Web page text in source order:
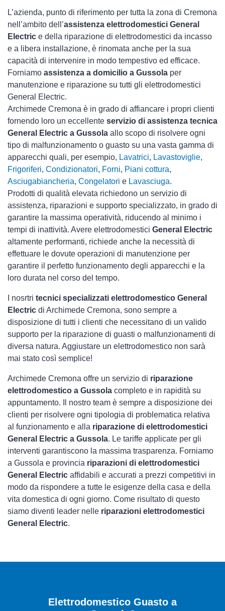
L’azienda, punto di riferimento per tutta la zona di Cremona
nell’ambito dell’assistenza elettrodomestici General
Electric e della riparazione di elettrodomestici da incasso
e a libera installazione, è rinomata anche per la sua
capacità di intervenire in modo tempestivo ed efficace.
Forniamo assistenza a domicilio a Gussola per
manutenzione e riparazione su tutti gli elettrodomestici
General Electric.
Archimede Cremona è in grado di affiancare i propri clienti
fornendo loro un eccellente servizio di assistenza tecnica
General Electric a Gussola allo scopo di risolvere ogni
tipo di malfunzionamento o guasto su una vasta gamma di
apparecchi quali, per esempio, Lavatrici, Lavastoviglie,
Frigoriferi, Condizionatori, Forni, Piani cottura,
Asciugabiancheria, Congelatori e Lavasciuga.
Prodotti di qualità elevata richiedono un servizio di
assistenza, riparazioni e supporto specializzato, in grado di
garantire la massima operatività, riducendo al minimo i
tempi di inattività. Avere elettrodomestici General Electric
altamente performanti, richiede anche la necessità di
effettuare le dovute operazioni di manutenzione per
garantire il perfetto funzionamento degli apparecchi e la
loro durata nel corso del tempo.
I nosrtri tecnici specializzati elettrodomestico General
Electric di Archimede Cremona, sono sempre a
disposizione di tutti i clienti che necessitano di un valido
supporto per la riparazione di guasti o malfunzionamenti di
diversa natura. Aggiustare un elettrodomestico non sarà
mai stato così semplice!
Archimede Cremona offre un servizio di riparazione
elettrodomestico a Gussola completo e in rapidità su
appuntamento. Il nostro team è sempre a disposizione dei
clienti per risolvere ogni tipologia di problematica relativa
al funzionamento e alla riparazione di elettrodomestici
General Electric a Gussola. Le tariffe applicate per gli
interventi garantiscono la massima trasparenza. Forniamo
a Gussola e provincia riparazioni di elettrodomestici
General Electric affidabili e accurati a prezzi competitivi in
modo da rispondere a tutte le esigenze della casa e della
vita domestica di ogni giorno. Come risultato di questo
siamo diventi leader nelle riparazioni elettrodomestici
General Electric.
Elettrodomestico Guasto a